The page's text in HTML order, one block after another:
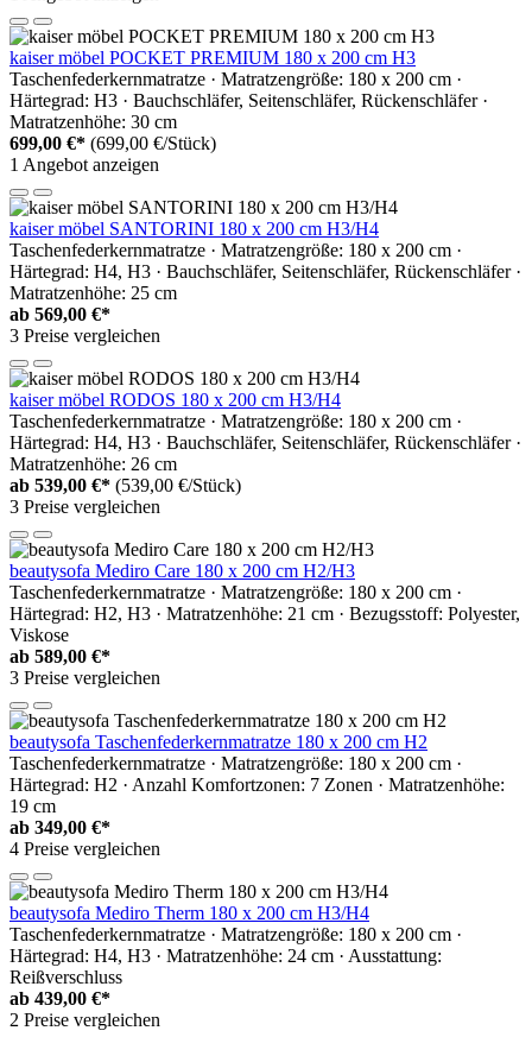
kaiser möbel POCKET PREMIUM 180 x 200 cm H3
Taschenfederkernmatratze · Matratzengröße: 180 x 200 cm ·
Härtegrad: H3 · Bauchschläfer, Seitenschläfer, Rückenschläfer ·
Matratzenhöhe: 30 cm
699,00 €* (699,00 €/Stück)
1 Angebot anzeigen
kaiser möbel SANTORINI 180 x 200 cm H3/H4
Taschenfederkernmatratze · Matratzengröße: 180 x 200 cm ·
Härtegrad: H4, H3 · Bauchschläfer, Seitenschläfer, Rückenschläfer ·
Matratzenhöhe: 25 cm
ab 569,00 €*
3 Preise vergleichen
kaiser möbel RODOS 180 x 200 cm H3/H4
Taschenfederkernmatratze · Matratzengröße: 180 x 200 cm ·
Härtegrad: H4, H3 · Bauchschläfer, Seitenschläfer, Rückenschläfer ·
Matratzenhöhe: 26 cm
ab 539,00 €* (539,00 €/Stück)
3 Preise vergleichen
beautysofa Mediro Care 180 x 200 cm H2/H3
Taschenfederkernmatratze · Matratzengröße: 180 x 200 cm ·
Härtegrad: H2, H3 · Matratzenhöhe: 21 cm · Bezugsstoff: Polyester,
Viskose
ab 589,00 €*
3 Preise vergleichen
beautysofa Taschenfederkernmatratze 180 x 200 cm H2
Taschenfederkernmatratze · Matratzengröße: 180 x 200 cm ·
Härtegrad: H2 · Anzahl Komfortzonen: 7 Zonen · Matratzenhöhe:
19 cm
ab 349,00 €*
4 Preise vergleichen
beautysofa Mediro Therm 180 x 200 cm H3/H4
Taschenfederkernmatratze · Matratzengröße: 180 x 200 cm ·
Härtegrad: H4, H3 · Matratzenhöhe: 24 cm · Ausstattung:
Reißverschluss
ab 439,00 €*
2 Preise vergleichen